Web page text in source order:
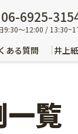
06-6925-
9:30～12:00 /
ある質問 井上
覧